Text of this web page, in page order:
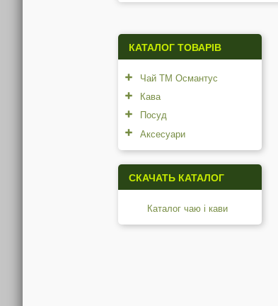
КАТАЛОГ ТОВАРІВ
Чай ТМ Османтус
Кава
Посуд
Аксесуари
СКАЧАТЬ КАТАЛОГ
Каталог чаю і кави